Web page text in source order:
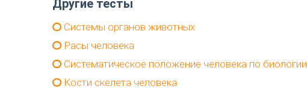
Другие тесты
Системы органов животных
Расы человека
Систематическое положение человека по биологии
Кости скелета человека